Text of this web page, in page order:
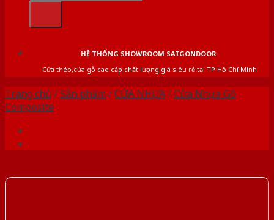
HỆ THỐNG SHOWROOM SAIGONDOOR
Cửa thép,cửa gỗ cao cấp chất lượng giá siêu rẻ tại TP Hồ Chí Minh
Trang chủ /Sản phẩm /CỬA NHỰA/Cửa Nhựa Gỗ
Composite